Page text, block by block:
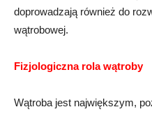
doprowadzają również do
wątrobowej.
Fizjologiczna rola wątroby
Wątroba jest największym,